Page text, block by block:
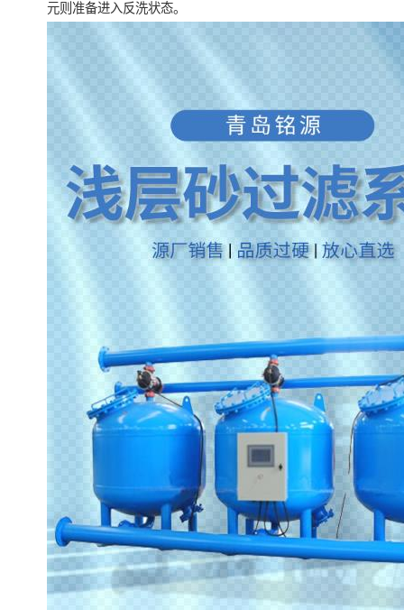
元则准备进入反洗状态。